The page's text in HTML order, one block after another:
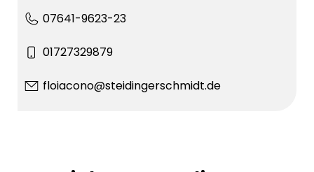
07641-9623-23
01727329879
floiacono@steidingerschmidt.de